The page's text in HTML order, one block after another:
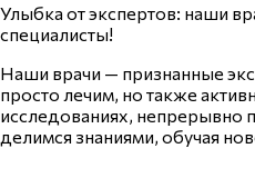
Улыбка от экспертов: наши
специалисты!
Наши врачи — признанные
просто лечим, но также
исследованиях,
делимся знаниями, обучая